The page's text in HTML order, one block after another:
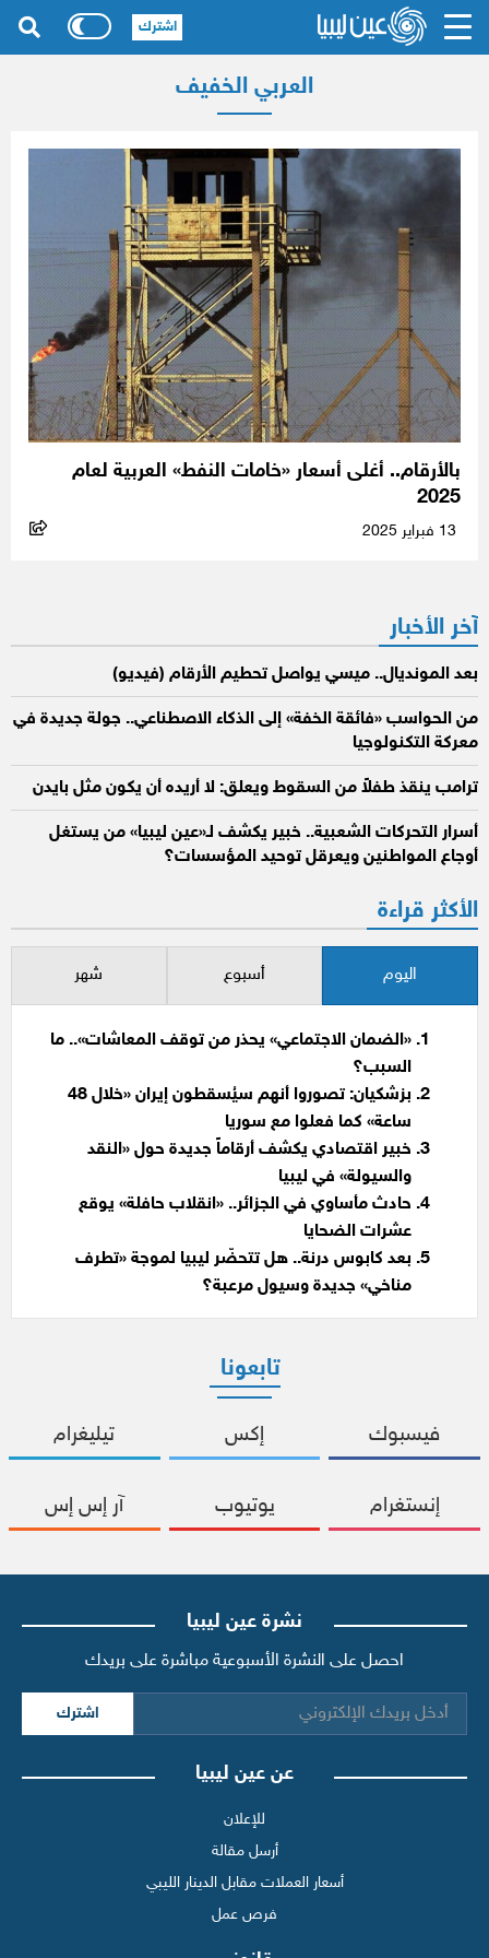
العربي الخفيف
بالأرقام.. أغلى أسعار «خامات النفط» العربية لعام
2025
آخر الأخبار
بعد المونديال.. ميسي يواصل تحطيم الأرقام (فيديو)
من الحواسب «فائقة الخفة» إلى الذكاء الاصطناعي.. جولة جديدة في
معركة التكنولوجيا
ترامب ينقذ طفلاً من السقوط ويعلق: لا أريده أن يكون مثل بايدن
أسرار التحركات الشعبية.. خبير يكشف لـ«عين ليبيا» من يستغل
أوجاع المواطنين ويعرقل توحيد المؤسسات؟
الأكثر قراءة
اليوم أسبوع شهر
«الضمان الاجتماعي» يحذر من توقف المعاشات».. ما
السبب؟
بزشكيان: تصوروا أنهم سيُسقطون إيران «خلال 48
ساعة» كما فعلوا مع سوريا
خبير اقتصادي يكشف أرقاماً جديدة حول «النقد
والسيولة» في ليبيا
حادث مأساوي في الجزائر.. «انقلاب حافلة» يوقع
عشرات الضحايا
بعد كابوس درنة.. هل تتحضّر ليبيا لموجة «تطرف
مناخي» جديدة وسيول مرعبة؟
تابعونا
فيسبوك إكس تيليغرام
إنستغرام يوتيوب آر إس إس
نشرة عين ليبيا
احصل على النشرة الأسبوعية مباشرة على بريدك
اشترك
عن عين ليبيا
للإعلان
أرسل مقالة
أسعار العملات مقابل الدينار الليبي
فرص عمل
اشترك